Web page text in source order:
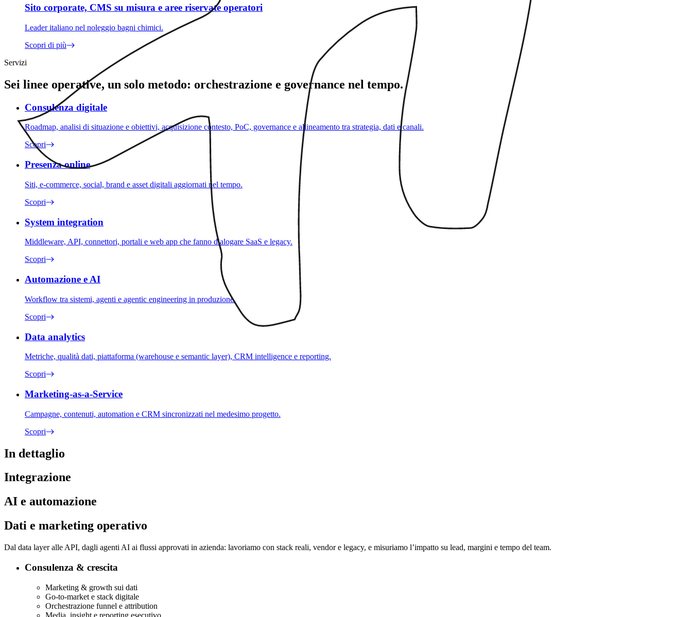
Sito corporate, CMS su misura e aree riservate operatori
Leader italiano nel noleggio bagni chimici.
Scopri di più
Servizi
Sei linee operative, un solo metodo: orchestrazione e governance nel tempo.
Consulenza digitale
Roadmap, analisi di situazione e obiettivi, acquisizione contesto, PoC, governance e allineamento tra strategia, dati e canali.
Scopri
Presenza online
Siti, e-commerce, social, brand e asset digitali aggiornati nel tempo.
Scopri
System integration
Middleware, API, connettori, portali e web app che fanno dialogare SaaS e legacy.
Scopri
Automazione e AI
Workflow tra sistemi, agenti e agentic engineering in produzione.
Scopri
Data analytics
Metriche, qualità dati, piattaforma (warehouse e semantic layer), CRM intelligence e reporting.
Scopri
Marketing-as-a-Service
Campagne, contenuti, automation e CRM sincronizzati nel medesimo progetto.
Scopri
In dettaglio
Integrazione
AI e automazione
Dati e marketing operativo
Dal data layer alle API, dagli agenti AI ai flussi approvati in azienda: lavoriamo con stack reali, vendor e legacy, e misuriamo l’impatto su lead, margini e tempo del team.
Consulenza & crescita
Marketing & growth sui dati
Go-to-market e stack digitale
Orchestrazione funnel e attribution
Media, insight e reporting esecutivo